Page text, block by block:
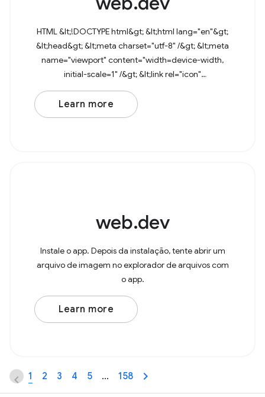
HTML &lt;!DOCTYPE html&gt; &lt;html lang="en"&gt;
&lt;head&gt; &lt;meta charset="utf-8" /&gt; &lt;meta
name="viewport" content="width=device-width,
initial-scale=1" /&gt; &lt;link rel="icon"
href="data:image/svg+xml,&lt;svg
Learn more
web.dev
Instale o app. Depois da instalação, tente abrir um
arquivo de imagem no explorador de arquivos com
o app.
Learn more
1 2 3 4 5 … 158